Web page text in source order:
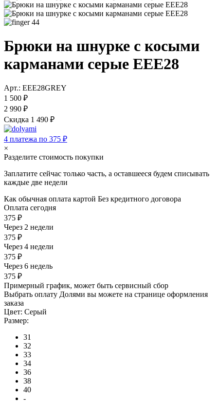
44
Брюки на шнурке с косыми
карманами серые EEE28
Арт.: EEE28GREY
1 500 ₽
2 990 ₽
Скидка 1 490 ₽
4 платежа по 375 ₽
×
Разделите стоимость покупки
Заплатите сейчас только часть, а оставшееся будем списывать
каждые две недели
Как обычная оплата картой Без кредитного договора
Оплата сегодня
375 ₽
Через 2 недели
375 ₽
Через 4 недели
375 ₽
Через 6 недель
375 ₽
Примерный график, может быть сервисный сбор
Выбрать оплату Долями вы можете на странице оформления
заказа
Цвет: Серый
Размер:
31
32
33
34
36
38
40
-